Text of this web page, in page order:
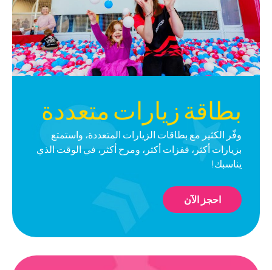
بطاقة زيارات متعددة
وفّر الكثير مع بطاقات الزيارات المتعددة، واستمتع
بزيارات أكثر، قفزات أكثر، ومرح أكثر، في الوقت الذي
يناسبك!
احجز الآن